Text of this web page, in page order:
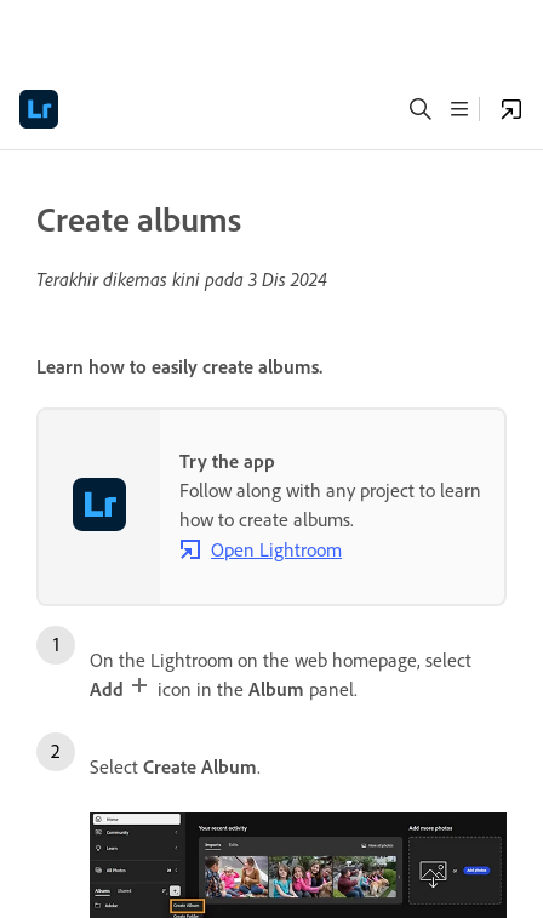
Create albums
Terakhir dikemas kini pada 3 Dis 2024
Learn how to easily create albums.
Try the app
Follow along with any project to learn
how to create albums.
Open Lightroom
On the Lightroom on the web homepage, select
Add
icon in the Album panel.
Select Create Album.